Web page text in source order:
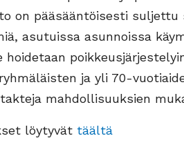
on pääsääntöisesti suljettu
asutuissa asunnoissa
ja yli 70-
mahdollisuuksien
löytyvät täältä